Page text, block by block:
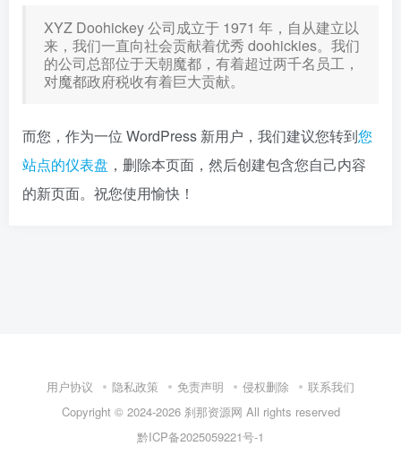
XYZ Doohickey 公司成立于 1971 年，自从建立以
来，我们一直向社会贡献着优秀 doohickies。我们
的公司总部位于天朝魔都，有着超过两千名员工，
对魔都政府税收有着巨大贡献。
而您，作为一位 WordPress 新用户，我们建议您转到您
站点的仪表盘 ，删除本页面，然后创建包含您自己内容
的新页面。祝您使用愉快！
用户协议 隐私政策 免责声明 侵权删除
联系我们
Copyright © 2024-2026 刹那资源网 All rights reserved
黔ICP备2025059221号-1